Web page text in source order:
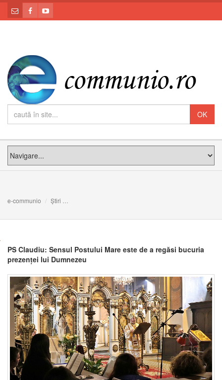
e-communio Știri
PS Claudiu: Sensul Postului Mare este de a regăsi bucuria
prezenței lui Dumnezeu